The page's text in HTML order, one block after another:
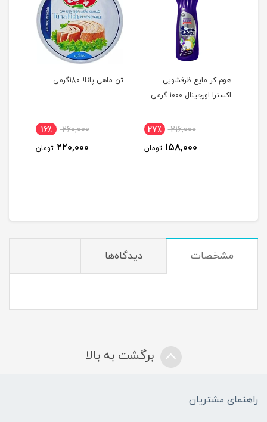
هوم کر مایع ظرفشویی
اکسترا اورجینال 1000 گرمی
216,000 27٪
158,000 تومان
تن ماهی پانلا 180گرمی
260,000 16٪
220,000 تومان
مشخصات دیدگاه‌ها
برگشت به بالا
راهنمای مشتریان